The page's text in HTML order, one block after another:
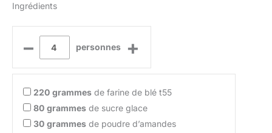
Ingrédients
– personnes +
220 grammes de farine de blé t55
80 grammes de sucre glace
30 grammes de poudre d’amandes